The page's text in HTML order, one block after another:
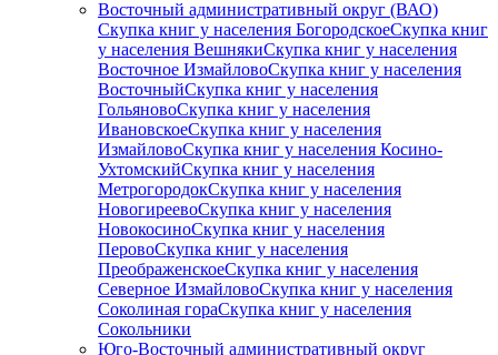
Восточный административный округ (ВАО)
Скупка книг у населения БогородскоеСкупка книг
у населения ВешнякиСкупка книг у населения
Восточное ИзмайловоСкупка книг у населения
ВосточныйСкупка книг у населения
ГольяновоСкупка книг у населения
ИвановскоеСкупка книг у населения
ИзмайловоСкупка книг у населения Косино-
УхтомскийСкупка книг у населения
МетрогородокСкупка книг у населения
НовогиреевоСкупка книг у населения
НовокосиноСкупка книг у населения
ПеровоСкупка книг у населения
ПреображенскоеСкупка книг у населения
Северное ИзмайловоСкупка книг у населения
Соколиная гораСкупка книг у населения
Сокольники
Юго-Восточный административный округ